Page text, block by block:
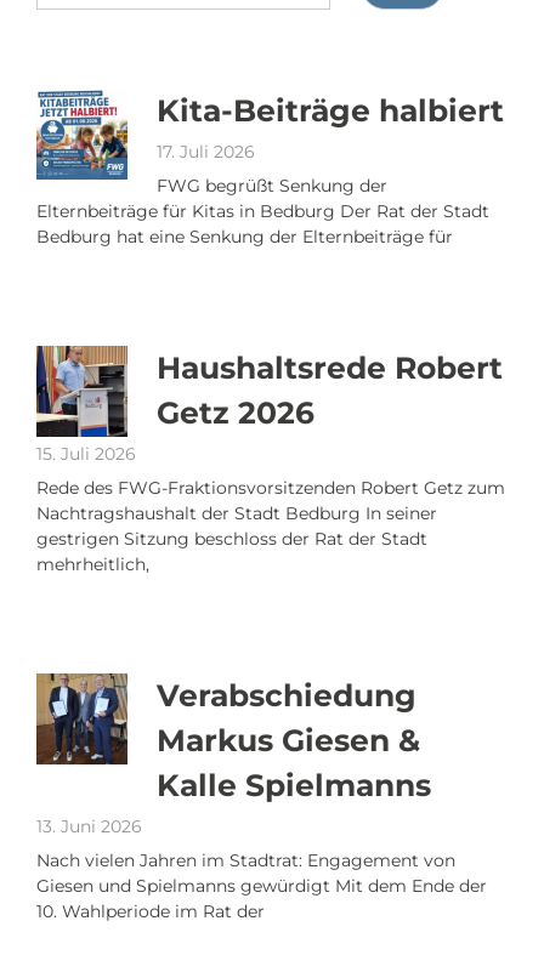
Kita-Beiträge halbiert
17. Juli 2026
FWG begrüßt Senkung der
Elternbeiträge für Kitas in Bedburg Der Rat der Stadt
Bedburg hat eine Senkung der Elternbeiträge für
Haushaltsrede Robert
Getz 2026
15. Juli 2026
Rede des FWG-Fraktionsvorsitzenden Robert Getz zum
Nachtragshaushalt der Stadt Bedburg In seiner
gestrigen Sitzung beschloss der Rat der Stadt
mehrheitlich,
Verabschiedung
Markus Giesen &
Kalle Spielmanns
13. Juni 2026
Nach vielen Jahren im Stadtrat: Engagement von
Giesen und Spielmanns gewürdigt Mit dem Ende der
10. Wahlperiode im Rat der